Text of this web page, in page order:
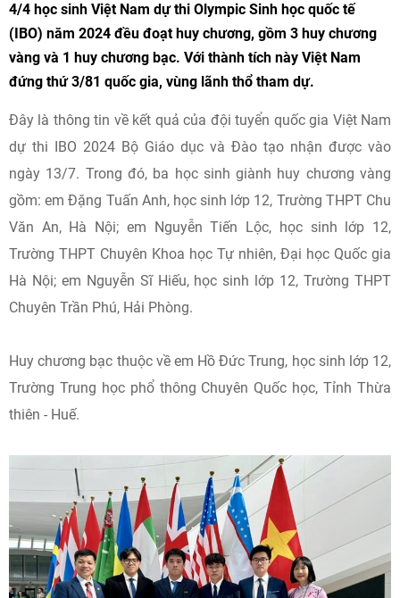
4/4 học sinh Việt Nam dự thi Olympic Sinh học quốc tế
(IBO) năm 2024 đều đoạt huy chương, gồm 3 huy chương
vàng và 1 huy chương bạc. Với thành tích này Việt Nam
đứng thứ 3/81 quốc gia, vùng lãnh thổ tham dự.
Đây là thông tin về kết quả của đội tuyển quốc gia Việt Nam
dự thi IBO 2024 Bộ Giáo dục và Đào tạo nhận được vào
ngày 13/7. Trong đó, ba học sinh giành huy chương vàng
gồm: em Đặng Tuấn Anh, học sinh lớp 12, Trường THPT Chu
Văn An, Hà Nội; em Nguyễn Tiến Lộc, học sinh lớp 12,
Trường THPT Chuyên Khoa học Tự nhiên, Đại học Quốc gia
Hà Nội; em Nguyễn Sĩ Hiếu, học sinh lớp 12, Trường THPT
Chuyên Trần Phú, Hải Phòng.
Huy chương bạc thuộc về em Hồ Đức Trung, học sinh lớp 12,
Trường Trung học phổ thông Chuyên Quốc học, Tỉnh Thừa
thiên - Huế.